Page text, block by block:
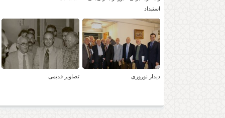
استبداد
دیدار نوروزی تصاویر قدیمی